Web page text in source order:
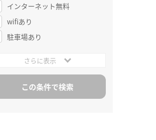
インターネット無料
wifiあり
駐車場あり
さらに表示